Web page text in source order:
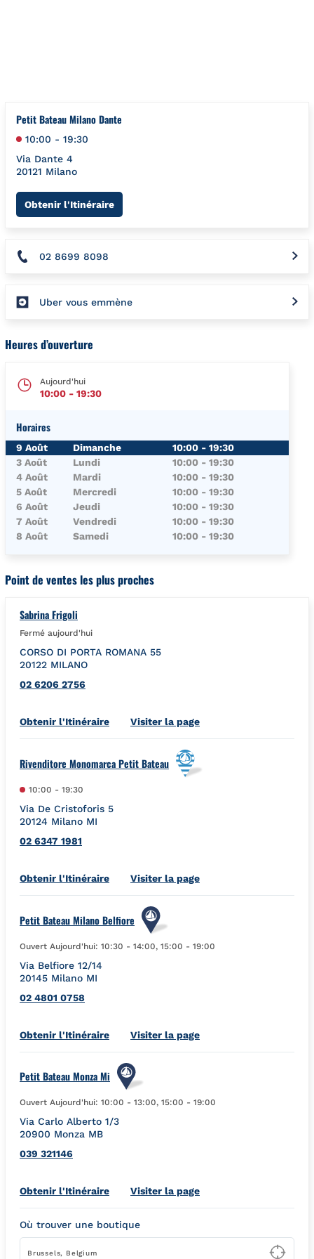
Petit Bateau Milano Dante
10:00 - 19:30
Via Dante 4
20121 Milano
Obtenir l'ItinéraireLink Opens in New Tab
02 8699 8098
Uber vous emmène
Heures d’ouverture
Aujourd'hui
10:00 - 19:30
Horaires
Jour de la SemaineHoraires
9 Août Dimanche 10:00 - 19:30
3 Août
Lundi 10:00 - 19:30
4 Août
Mardi 10:00 - 19:30
5 Août
Mercredi 10:00 - 19:30
6 Août
Jeudi 10:00 - 19:30
7 Août
Vendredi 10:00 - 19:30
8 Août
Samedi 10:00 - 19:30
Point de ventes les plus proches
Sabrina Frigoli
Fermé aujourd'hui
CORSO DI PORTA ROMANA 55
20122 MILANO
02 6206 2756
Obtenir l'ItinéraireLink Opens in New Tab
Visiter la page
Rivenditore Monomarca Petit Bateau
10:00 - 19:30
Via De Cristoforis 5
20124 Milano MI
02 6347 1981
Obtenir l'ItinéraireLink Opens in New Tab
Visiter la page
Petit Bateau Milano Belfiore
Ouvert Aujourd'hui: 10:30 - 14:00, 15:00 - 19:00
Via Belfiore 12/14
20145 Milano MI
02 4801 0758
Obtenir l'ItinéraireLink Opens in New Tab
Visiter la page
Petit Bateau Monza Mi
Ouvert Aujourd'hui: 10:00 - 13:00, 15:00 - 19:00
Via Carlo Alberto 1/3
20900 Monza MB
039 321146
Obtenir l'ItinéraireLink Opens in New Tab
Visiter la page
Où trouver une boutique